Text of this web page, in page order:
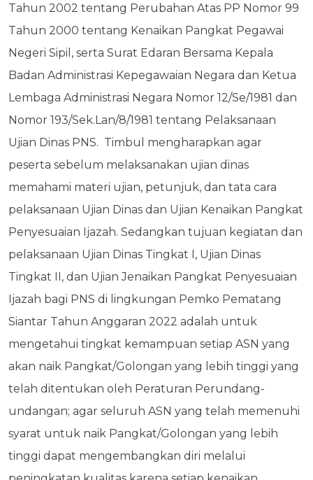
Tahun 2002 tentang Perubahan Atas PP Nomor 99
Tahun 2000 tentang Kenaikan Pangkat Pegawai
Negeri Sipil, serta Surat Edaran Bersama Kepala
Badan Administrasi Kepegawaian Negara dan Ketua
Lembaga Administrasi Negara Nomor 12/Se/1981 dan
Nomor 193/Sek.Lan/8/1981 tentang Pelaksanaan
Ujian Dinas PNS. Timbul mengharapkan agar
peserta sebelum melaksanakan ujian dinas
memahami materi ujian, petunjuk, dan tata cara
pelaksanaan Ujian Dinas dan Ujian Kenaikan Pangkat
Penyesuaian Ijazah. Sedangkan tujuan kegiatan dan
pelaksanaan Ujian Dinas Tingkat I, Ujian Dinas
Tingkat II, dan Ujian Jenaikan Pangkat Penyesuaian
Ijazah bagi PNS di lingkungan Pemko Pematang
Siantar Tahun Anggaran 2022 adalah untuk
mengetahui tingkat kemampuan setiap ASN yang
akan naik Pangkat/Golongan yang lebih tinggi yang
telah ditentukan oleh Peraturan Perundang-
undangan; agar seluruh ASN yang telah memenuhi
syarat untuk naik Pangkat/Golongan yang lebih
tinggi dapat mengembangkan diri melalui